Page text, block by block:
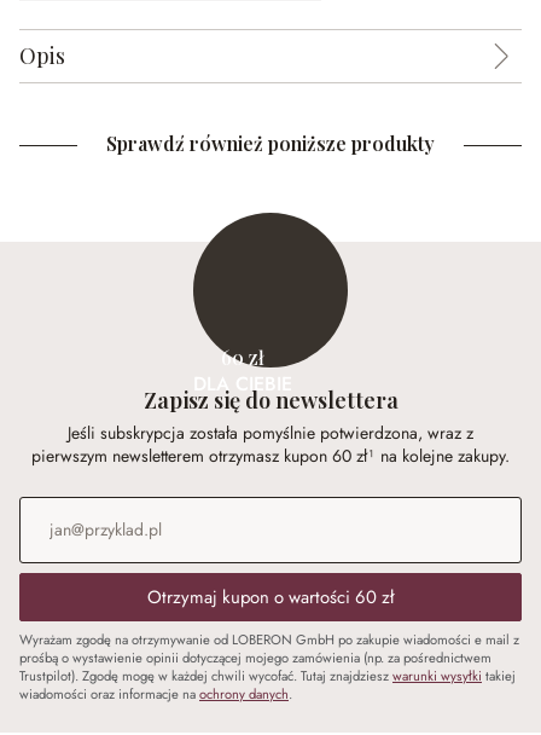
Opis
Sprawdź również poniższe produkty
60 zł
DLA CIEBIE
Zapisz się do newslettera
Jeśli subskrypcja została pomyślnie potwierdzona, wraz z
pierwszym newsletterem otrzymasz kupon 60 zł¹ na kolejne zakupy.
Adres e-mail
Otrzymaj kupon o wartości 60 zł
Wyrażam zgodę na otrzymywanie od LOBERON GmbH po zakupie wiadomości e mail z
prośbą o wystawienie opinii dotyczącej mojego zamówienia (np. za pośrednictwem
Trustpilot). Zgodę mogę w każdej chwili wycofać. Tutaj znajdzieszwarunki wysyłki takiej
wiadomości oraz informacje naochrony danych.